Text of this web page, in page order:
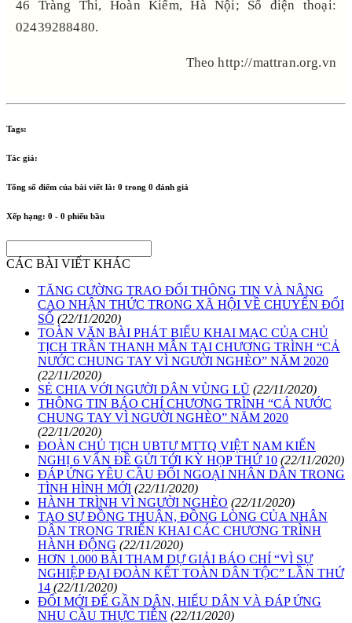
46 Tràng Thi, Hoàn Kiếm, Hà Nội; Số điện thoại:
02439288480.
Theo http://mattran.org.vn
Tags:
Tác giả:
Tổng số điểm của bài viết là: 0 trong 0 đánh giá
Xếp hạng: 0 - 0 phiếu bầu
CÁC BÀI VIẾT KHÁC
TĂNG CƯỜNG TRAO ĐỔI THÔNG TIN VÀ NÂNG
CAO NHẬN THỨC TRONG XÃ HỘI VỀ CHUYỂN ĐỔI
SỐ (22/11/2020)
TOÀN VĂN BÀI PHÁT BIỂU KHAI MẠC CỦA CHỦ
TỊCH TRẦN THANH MẪN TẠI CHƯƠNG TRÌNH “CẢ
NƯỚC CHUNG TAY VÌ NGƯỜI NGHÈO” NĂM 2020
(22/11/2020)
SẺ CHIA VỚI NGƯỜI DÂN VÙNG LŨ (22/11/2020)
THÔNG TIN BÁO CHÍ CHƯƠNG TRÌNH “CẢ NƯỚC
CHUNG TAY VÌ NGƯỜI NGHÈO” NĂM 2020
(22/11/2020)
ĐOÀN CHỦ TỊCH UBTƯ MTTQ VIỆT NAM KIẾN
NGHỊ 6 VẤN ĐỀ GỬI TỚI KỲ HỌP THỨ 10 (22/11/2020)
ĐÁP ỨNG YÊU CẦU ĐỐI NGOẠI NHÂN DÂN TRONG
TÌNH HÌNH MỚI (22/11/2020)
HÀNH TRÌNH VÌ NGƯỜI NGHÈO (22/11/2020)
TẠO SỰ ĐỒNG THUẬN, ĐỒNG LÒNG CỦA NHÂN
DÂN TRONG TRIỂN KHAI CÁC CHƯƠNG TRÌNH
HÀNH ĐỘNG (22/11/2020)
HƠN 1.000 BÀI THAM DỰ GIẢI BÁO CHÍ “VÌ SỰ
NGHIỆP ĐẠI ĐOÀN KẾT TOÀN DÂN TỘC” LẦN THỨ
14 (22/11/2020)
ĐỔI MỚI ĐỂ GẦN DÂN, HIỂU DÂN VÀ ĐÁP ỨNG
NHU CẦU THỰC TIỄN (22/11/2020)